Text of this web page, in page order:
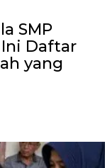
SMP
Daftar
yang